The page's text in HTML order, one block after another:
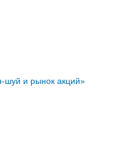
шуй и рынок акций»